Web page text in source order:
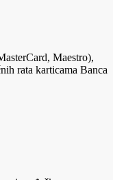
Maestro),
rata karticama Banca